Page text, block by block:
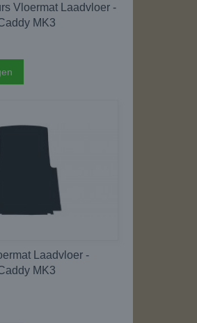
Vloermat Laadvloer -
MK3
Laadvloer -
MK3